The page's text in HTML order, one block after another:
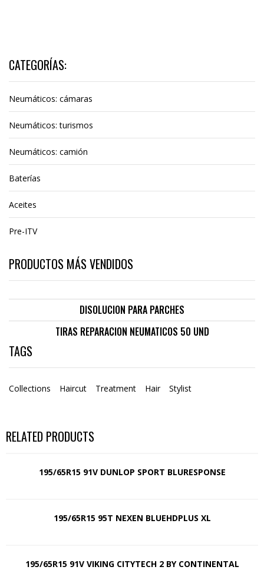
CATEGORÍAS:
Neumáticos: cámaras
Neumáticos: turismos
Neumáticos: camión
Baterías
Aceites
Pre-ITV
PRODUCTOS MÁS VENDIDOS
DISOLUCION PARA PARCHES
TIRAS REPARACION NEUMATICOS 50 UND
TAGS
Collections Haircut Treatment Hair Stylist
RELATED PRODUCTS
195/65R15 91V DUNLOP SPORT BLURESPONSE
195/65R15 95T NEXEN BLUEHDPLUS XL
195/65R15 91V VIKING CITYTECH 2 BY CONTINENTAL